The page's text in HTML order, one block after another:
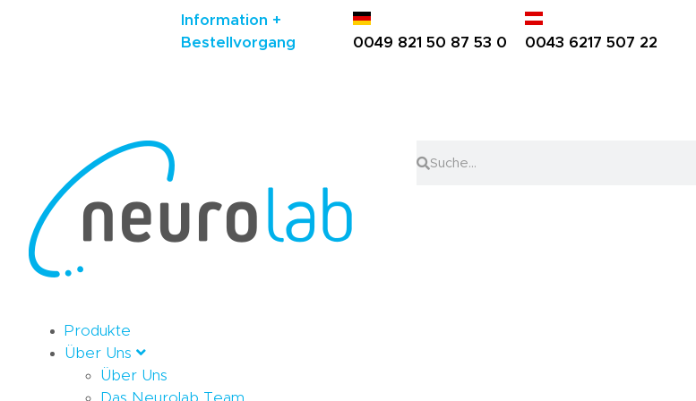
Information +
Bestellvorgang
0049 821 50 87 53 0 0043 6217 507 22
Produkte
Über Uns
Über Uns
Das Neurolab Team